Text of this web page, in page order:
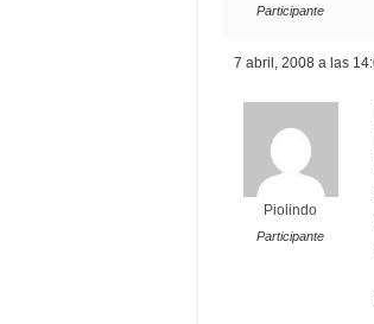
Participante
7 abril, 2008 a las
Piolindo
Participante